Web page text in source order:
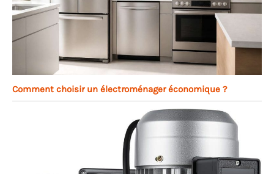
Comment choisir un électroménager économique ?